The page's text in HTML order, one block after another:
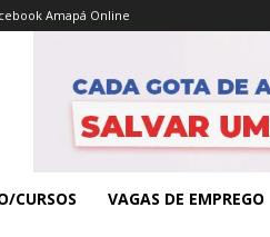
Amapá Online
CURSOS VAGAS DE EMPREGO